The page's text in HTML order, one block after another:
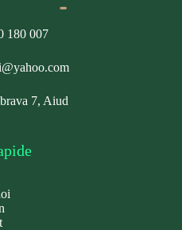
180 007
7, Aiud